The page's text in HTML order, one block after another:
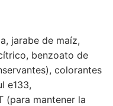
jarabe de maíz,
benzoato de
colorantes
e133,
(para mantener la